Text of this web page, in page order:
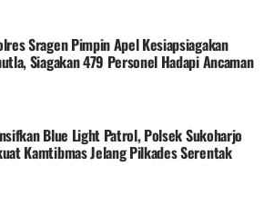
Sragen Pimpin Apel Kesiapsiagakan
Siagakan 479 Personel Hadapi Ancaman
Blue Light Patrol, Polsek Sukoharjo
Kamtibmas Jelang Pilkades Serentak